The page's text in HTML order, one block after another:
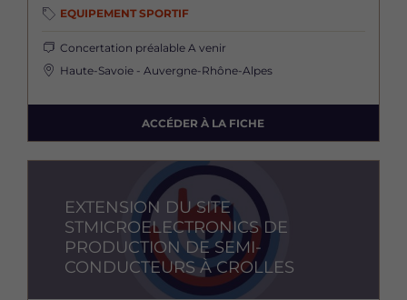
EQUIPEMENT SPORTIF
Concertation préalable A venir
Haute-Savoie - Auvergne-Rhône-Alpes
ACCÉDER À LA FICHE
EXTENSION DU SITE
STMICROELECTRONICS DE
PRODUCTION DE SEMI-
CONDUCTEURS À CROLLES